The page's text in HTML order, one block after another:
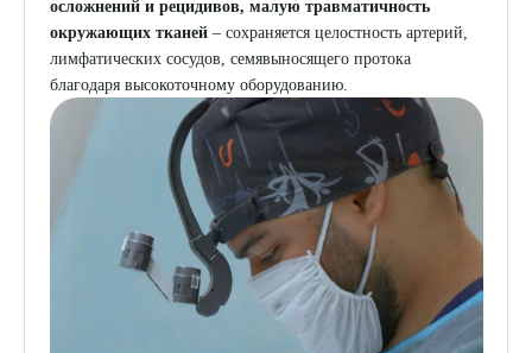
осложнений и рецидивов, малую травматичность
окружающих тканей – сохраняется целостность артерий,
лимфатических сосудов, семявыносящего протока
благодаря высокоточному оборудованию.